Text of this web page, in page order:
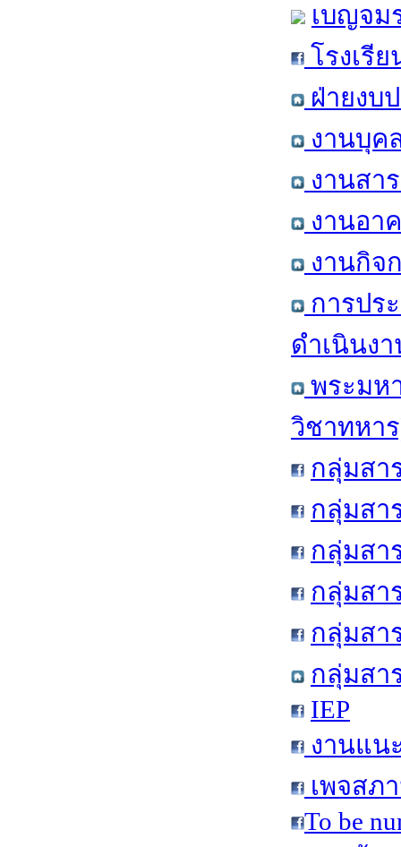
เบญจม
โรงเรี
ฝ่ายงบ
งานบุค
งานสา
งานอา
งานกิจ
การปร
ดำเนินง
พระมห
วิชาทหา
กลุ่มสา
กลุ่มสา
กลุ่มสา
กลุ่มสา
กลุ่มสา
กลุ่มสา
IEP
งานแน
เพจสภ
To be